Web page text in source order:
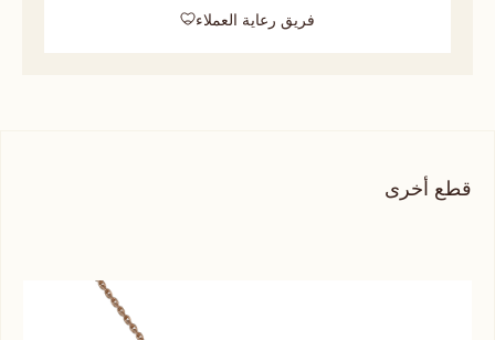
فريق رعاية العملاء
قطع أخرى